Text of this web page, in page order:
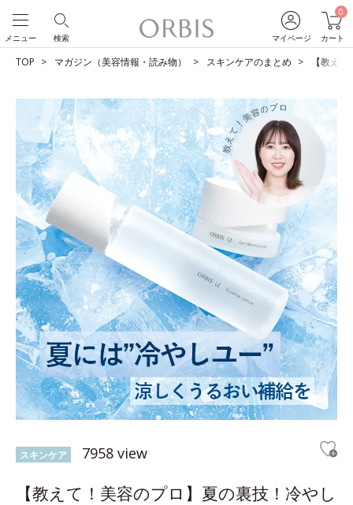
マイページ
0
カート
検索
メニュー
TOP マガジン（美容情報・読み物） スキンケアのまとめ 【教え
スキンケア 7958 view
【教えて！美容のプロ】夏の裏技！冷やし